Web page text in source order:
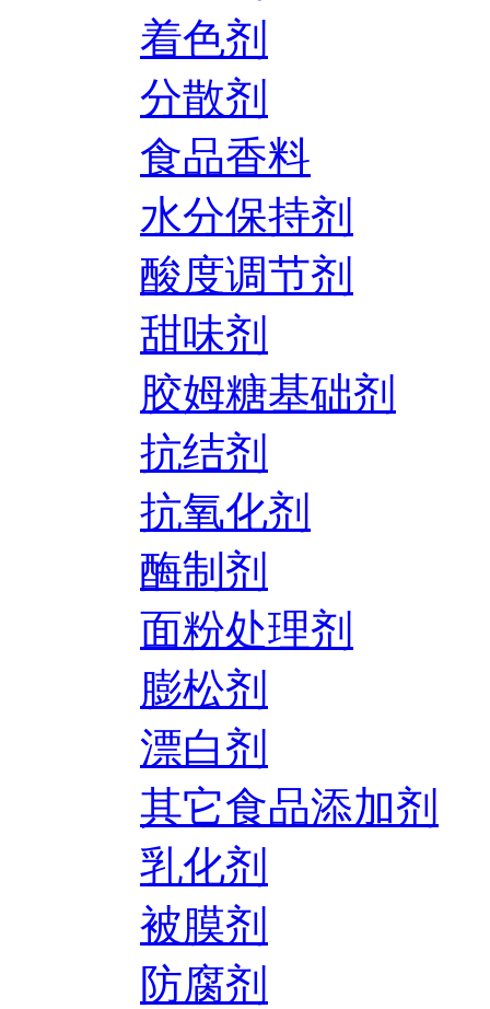
着色剂
分散剂
食品香料
水分保持剂
酸度调节剂
甜味剂
胶姆糖基础剂
抗结剂
抗氧化剂
酶制剂
面粉处理剂
膨松剂
漂白剂
其它食品添加剂
乳化剂
被膜剂
防腐剂